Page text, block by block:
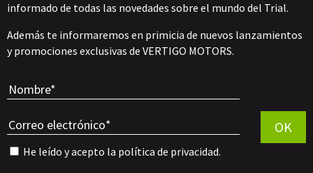
informado de todas las novedades sobre el mundo del Trial.
Además te informaremos en primicia de nuevos lanzamientos
y promociones exclusivas de VERTIGO MOTORS.
He leído y acepto la política de privacidad.
OK